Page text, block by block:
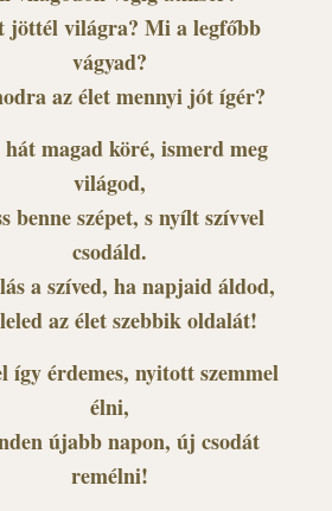
jöttél világra? Mi a legfőbb
vágyad?
az élet mennyi jót ígér?
hát magad köré, ismerd meg
világod,
benne szépet, s nyílt szívvel
csodáld.
a szíved, ha napjaid áldod,
az élet szebbik oldalát!
így érdemes, nyitott szemmel
élni,
újabb napon, új csodát
remélni!